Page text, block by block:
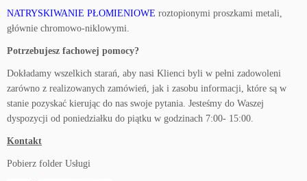
NATRYSKIWANIE PŁOMIENIOWE roztopionymi proszkami metali,
głównie chromowo-niklowymi.
Potrzebujesz fachowej pomocy?
Dokładamy wszelkich starań, aby nasi Klienci byli w pełni zadowoleni
zarówno z realizowanych zamówień, jak i zasobu informacji, które są w
stanie pozyskać kierując do nas swoje pytania. Jesteśmy do Waszej
dyspozycji od poniedziałku do piątku w godzinach 7:00- 15:00.
Kontakt
Pobierz folder Usługi